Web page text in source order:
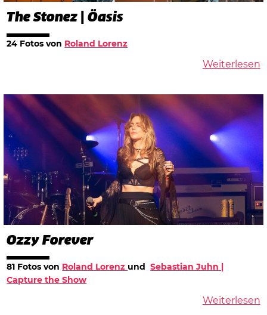
The Stonez | Öasis
24 Fotos von Roland Lorenz
Weiterlesen
Ozzy Forever
81 Fotos von Roland Lorenz und​Sebastian Juhn |
Capture the Show
Weiterlesen